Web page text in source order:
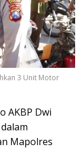
3 Unit Motor
AKBP Dwi
Mapolres